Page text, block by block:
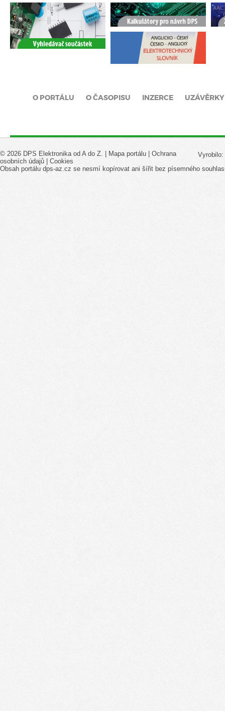
O PORTÁLU O ČASOPISU INZERCE UZÁVĚRKY
Vyrobilo:
© 2026 DPS Elektronika od A do Z. | Mapa portálu
Ochrana
osobních údajů
Cookies
Obsah portálu dps-az.cz se nesmí kopírovat ani šířit bez písemného